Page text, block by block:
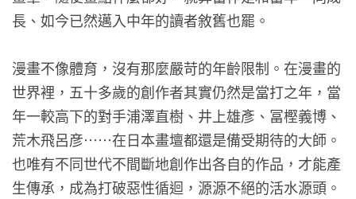
長、如今已然邁入中年的讀者敘舊也罷。
漫畫不像體育，沒有那麼嚴苛的年齡限制。在漫畫的
世界裡，五十多歲的創作者其實仍然是當打之年，當
年一較高下的對手浦澤直樹、井上雄彥、冨樫義博、
荒木飛呂彦……在日本畫壇都還是備受期待的大師。
也唯有不同世代不間斷地創作出各自的作品，才能產
生傳承，成為打破惡性循迴，源源不絕的活水源頭。